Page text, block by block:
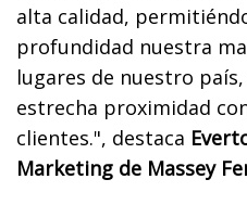
alta calidad,
profundidad nuestra
lugares de nuestro
estrecha proximidad
clientes.", destaca
Marketing de Massey